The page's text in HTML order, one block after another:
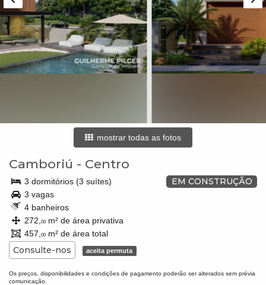
mostrar todas as fotos
Camboriú - Centro
EM CONSTRUÇÃO
3 dormitórios (3 suítes)
3 vagas
4 banheiros
272, 00m² de área privativa
457, 00m² de área total
Consulte-nos aceita permuta
Os preços, disponibilidades e condições de pagamento poderão ser alterados sem prévia
comunicação.